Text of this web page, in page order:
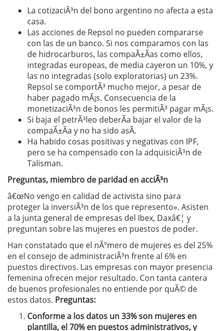
La cotizaciÃ³n del bono argentino no afecta a esta
casa.
Las acciones de Repsol no pueden compararse
con las de un banco. Si nos comparamos con las
de hidrocarburos, las compaÃ±Ã­as como ellos,
integradas europeas, de media cayeron un 10%, y
las no integradas (solo exploratorias) un 23%.
Repsol se comportÃ³ mucho mejor, a pesar de
haber pagado mÃ¡s. Consecuencia de la
monetizaciÃ³n de bonos les permitiÃ³ pagar mÃ¡s.
Si baja el petrÃ³leo deberÃ­a bajar el valor de la
compaÃ±Ã­a y no ha sido asÃ­.
Ha habido cosas positivas y negativas con IPF,
pero se ha compensado con la adquisiciÃ³n de
Talisman.
Preguntas, miembro de paridad en acciÃ³n
â€œNo vengo en calidad de activista sino para
proteger la inversiÃ³n de los que represento». Asisten
a la junta general de empresas del Ibex, Daxâ€¦ y
preguntan sobre las mujeres en puestos de poder.
Han constatado que el nÃºmero de mujeres es del 25%
en el consejo de administraciÃ³n frente al 6% en
puestos directivos. Las empresas con mayor presencia
femenina ofrecen mejor resultado. Con tanta cantera
de buenos profesionales no entiende por quÃ© de
estos datos. Preguntas:
Conforme a los datos un 33% son mujeres en
plantilla, el 70% en puestos administrativos, y